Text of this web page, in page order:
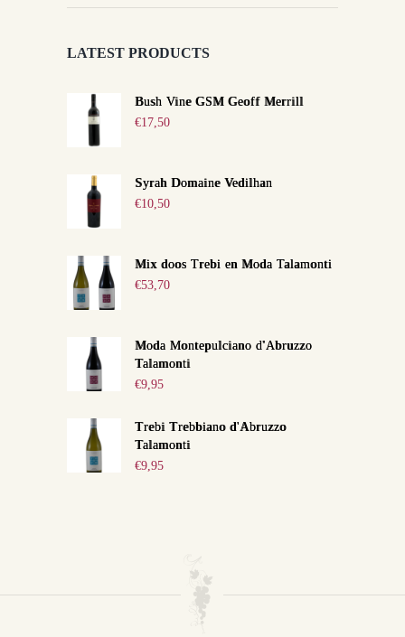
LATEST PRODUCTS
Bush Vine GSM Geoff Merrill
€17,50
Syrah Domaine Vedilhan
€10,50
Mix doos Trebi en Moda Talamonti
€53,70
Moda Montepulciano d'Abruzzo
Talamonti
€9,95
Trebi Trebbiano d'Abruzzo
Talamonti
€9,95